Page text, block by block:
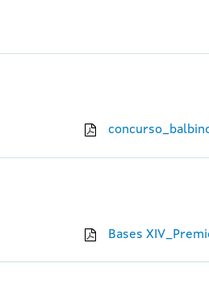
Bases